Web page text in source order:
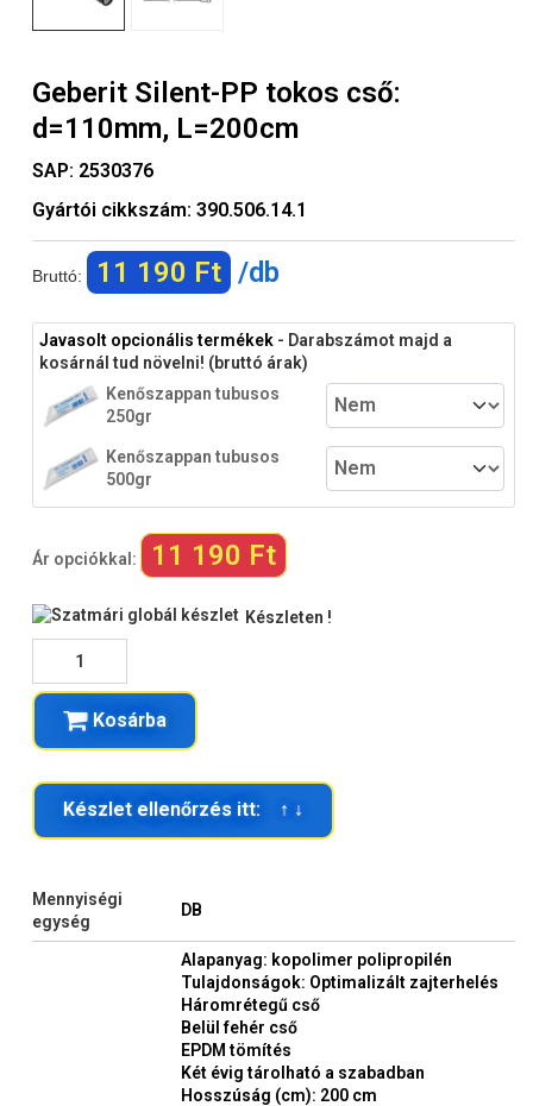
Geberit Silent-PP tokos cső:
d=110mm, L=200cm
SAP: 2530376
Gyártói cikkszám: 390.506.14.1
Bruttó: 11 190 Ft /db
Javasolt opcionális termékek - Darabszámot majd a
kosárnál tud növelni! (bruttó árak)
Kenőszappan tubusos
250gr
Kenőszappan tubusos
500gr
Ár opciókkal: 11 190 Ft
Készleten !
Kosárba
Készlet ellenőrzés itt: ↑ ↓
Mennyiségi
egység
DB
Alapanyag: kopolimer polipropilén
Tulajdonságok: Optimalizált zajterhelés
Háromrétegű cső
Belül fehér cső
EPDM tömítés
Két évig tárolható a szabadban
Hosszúság (cm): 200 cm